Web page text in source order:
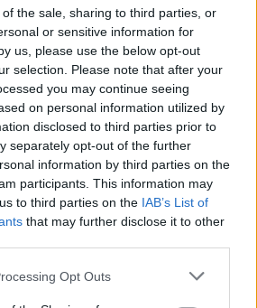
the sale, sharing to third parties, or
or sensitive information for
us, please use the below opt-out
selection. Please note that after your
you may continue seeing
on personal information utilized by
disclosed to third parties prior to
separately opt-out of the further
information by third parties on the
participants. This information may
to third parties on the IAB’s List of
that may further disclose it to other
app uses one or more Google
Opt Outs